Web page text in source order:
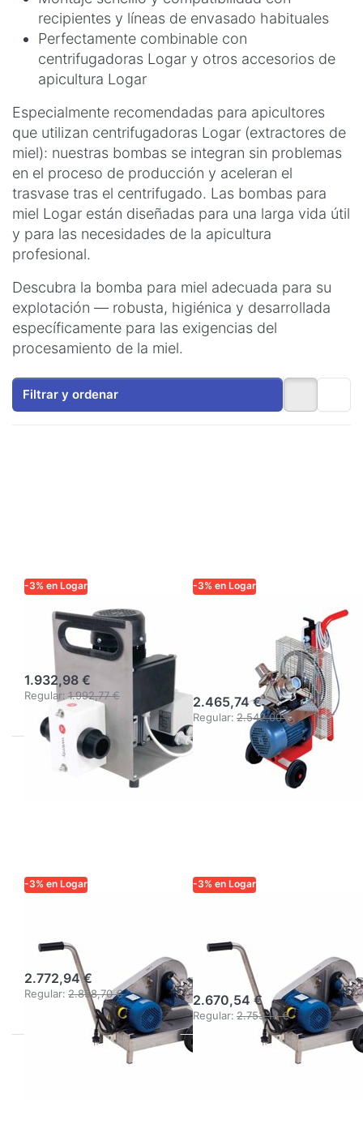
recipientes y líneas de envasado habituales
Perfectamente combinable con
centrifugadoras Logar y otros accesorios de
apicultura Logar
Especialmente recomendadas para apicultores
que utilizan centrifugadoras Logar (extractores de
miel): nuestras bombas se integran sin problemas
en el proceso de producción y aceleran el
trasvase tras el centrifugado. Las bombas para
miel Logar están diseñadas para una larga vida útil
y para las necesidades de la apicultura
profesional.
Descubra la bomba para miel adecuada para su
explotación — robusta, higiénica y desarrollada
específicamente para las exigencias del
procesamiento de la miel.
Filtrar y ordenar
-3% en Logar
LOGAR TRADE
Bomba de miel
mini, 230V
1.932,98 €
Regular: 1.992,77 €
-3% en Logar
Bomba de miel
para 1500 kg/h,
750 W/230 V
2.465,74 €
Regular: 2.542,00 €
-3% en Logar
Minor 40, 230 V
2.772,94 €
Regular: 2.858,70 €
-3% en Logar
Logar Minor 40,
2.670,54 €
Regular: 2.753,13 €